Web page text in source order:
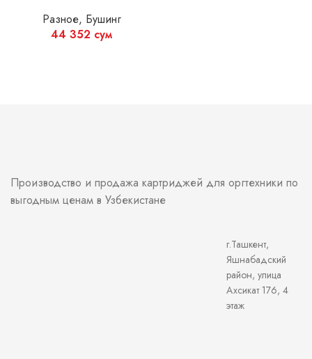
Разное, Бушинг
44 352 сум
Производство и продажа картриджей для оргтехники по
выгодным ценам в Узбекистане
г.Ташкент,
Яшнабадский
район, улица
Ахсикат 176, 4
этаж